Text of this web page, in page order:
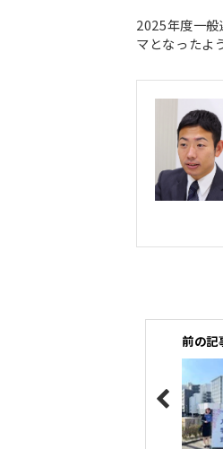
2025年度一
マとなったよ
前の記